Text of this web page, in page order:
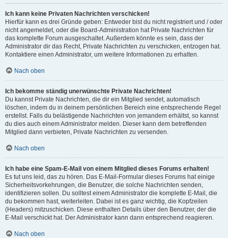
Ich kann keine Privaten Nachrichten verschicken!
Hierfür kann es drei Gründe geben: Entweder bist du nicht registriert und / oder
nicht angemeldet, oder die Board-Administration hat Private Nachrichten für
das komplette Forum ausgeschaltet. Außerdem könnte es sein, dass der
Administrator dir das Recht, Private Nachrichten zu verschicken, entzogen hat.
Kontaktiere einen Administrator, um weitere Informationen zu erhalten.
Nach oben
Ich bekomme ständig unerwünschte Private Nachrichten!
Du kannst Private Nachrichten, die dir ein Mitglied sendet, automatisch
löschen, indem du in deinem persönlichen Bereich eine entsprechende Regel
erstellst. Falls du belästigende Nachrichten von jemandem erhältst, so kannst
du dies auch einem Administrator melden. Dieser kann dem betreffenden
Mitglied dann verbieten, Private Nachrichten zu versenden.
Nach oben
Ich habe eine Spam-E-Mail von einem Mitglied dieses Forums erhalten!
Es tut uns leid, das zu hören. Das E-Mail-Formular dieses Forums hat einige
Sicherheitsvorkehrungen, die Benutzer, die solche Nachrichten senden,
identifizieren sollen. Du solltest einem Administrator die komplette E-Mail, die
du bekommen hast, weiterleiten. Dabei ist es ganz wichtig, die Kopfzeilen
(Headers) mitzuschicken. Diese enthalten Details über den Benutzer, der die
E-Mail verschickt hat. Der Administrator kann dann entsprechend reagieren.
Nach oben